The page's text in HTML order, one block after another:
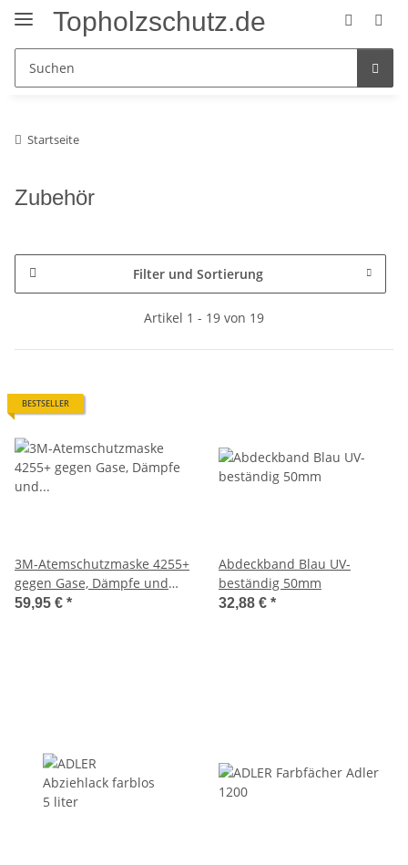
Topholzschutz.de
Startseite
Zubehör
Filter und Sortierung
Artikel 1 - 19 von 19
BESTSELLER
3M-Atemschutzmaske 4255+
gegen Gase, Dämpfe und
Partikel
59,95 € *
Abdeckband Blau UV-
beständig 50mm
32,88 € *